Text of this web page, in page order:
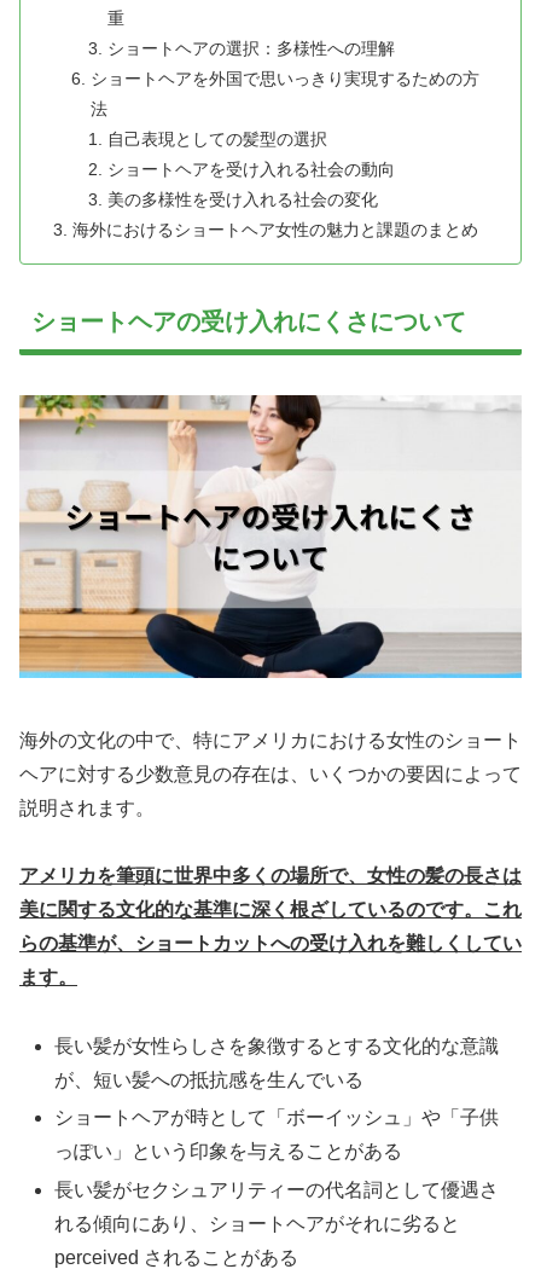
重
ショートヘアの選択：多様性への理解
ショートヘアを外国で思いっきり実現するための方
法
自己表現としての髪型の選択
ショートヘアを受け入れる社会の動向
美の多様性を受け入れる社会の変化
海外におけるショートヘア女性の魅力と課題のまとめ
ショートヘアの受け入れにくさについて
海外の文化の中で、特にアメリカにおける女性のショート
ヘアに対する少数意見の存在は、いくつかの要因によって
説明されます。
アメリカを筆頭に世界中多くの場所で、女性の髪の長さは
美に関する文化的な基準に深く根ざしているのです。これ
らの基準が、ショートカットへの受け入れを難しくしてい
ます。
長い髪が女性らしさを象徴するとする文化的な意識
が、短い髪への抵抗感を生んでいる
ショートヘアが時として「ボーイッシュ」や「子供
っぽい」という印象を与えることがある
長い髪がセクシュアリティーの代名詞として優遇さ
れる傾向にあり、ショートヘアがそれに劣ると
perceived されることがある